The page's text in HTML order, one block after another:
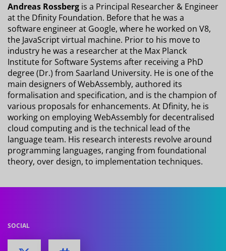
Andreas Rossberg is a Principal Researcher & Engineer
at the Dfinity Foundation. Before that he was a
software engineer at Google, where he worked on V8,
the JavaScript virtual machine. Prior to his move to
industry he was a researcher at the Max Planck
Institute for Software Systems after receiving a PhD
degree (Dr.) from Saarland University. He is one of the
main designers of WebAssembly, authored its
formalisation and specification, and is the champion of
various proposals for enhancements. At Dfinity, he is
working on employing WebAssembly for decentralised
cloud computing and is the technical lead of the
language team. His research interests revolve around
programming languages, ranging from foundational
theory, over design, to implementation techniques.
SOCIAL